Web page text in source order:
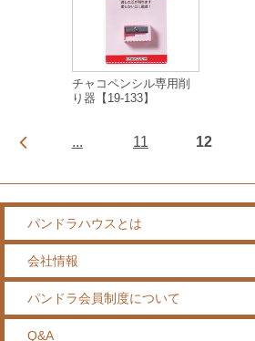
チャコペンシル専用削
り器【19-133】
... 11 12
パンドラハウスとは
会社情報
パンドラ会員制度について
Q&A